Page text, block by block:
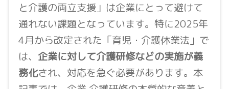
と介護の両立支援」は企業にとって避けて
通れない課題となっています。特に2025年
4月から改定された「育児・介護休業法」で
は、 企業に対して介護研修などの実施が義
務化され、対応を急ぐ必要があります。本